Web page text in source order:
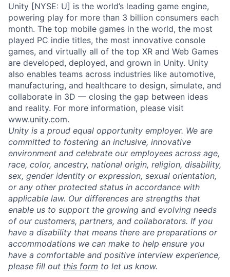
Unity [NYSE: U] is the world’s leading game engine,
powering play for more than 3 billion consumers each
month. The top mobile games in the world, the most
played PC indie titles, the most innovative console
games, and virtually all of the top XR and Web Games
are developed, deployed, and grown in Unity. Unity
also enables teams across industries like automotive,
manufacturing, and healthcare to design, simulate, and
collaborate in 3D — closing the gap between ideas
and reality. For more information, please visit
www.unity.com.
Unity is a proud equal opportunity employer. We are
committed to fostering an inclusive, innovative
environment and celebrate our employees across age,
race, color, ancestry, national origin, religion, disability,
sex, gender identity or expression, sexual orientation,
or any other protected status in accordance with
applicable law. Our differences are strengths that
enable us to support the growing and evolving needs
of our customers, partners, and collaborators. If you
have a disability that means there are preparations or
accommodations we can make to help ensure you
have a comfortable and positive interview experience,
please fill out this form to let us know.